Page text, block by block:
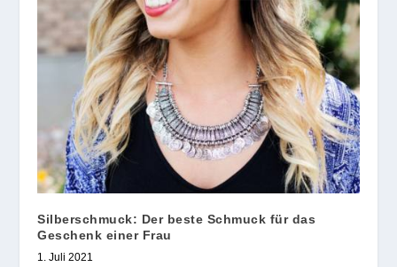
Silberschmuck: Der beste Schmuck für das
Geschenk einer Frau
1. Juli 2021